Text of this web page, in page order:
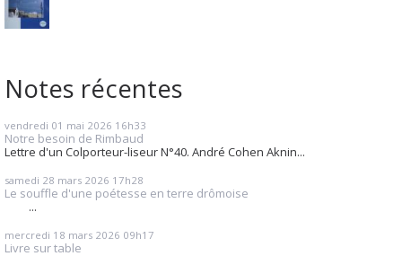
Notes récentes
vendredi 01 mai 2026 16h33
Notre besoin de Rimbaud
Lettre d'un Colporteur-liseur N°40. André Cohen Aknin...
samedi 28 mars 2026 17h28
Le souffle d'une poétesse en terre drômoise
...
mercredi 18 mars 2026 09h17
Livre sur table